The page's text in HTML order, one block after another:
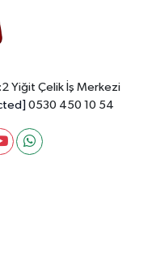
Yiğit Çelik İş Merkezi
0530 450 10 54